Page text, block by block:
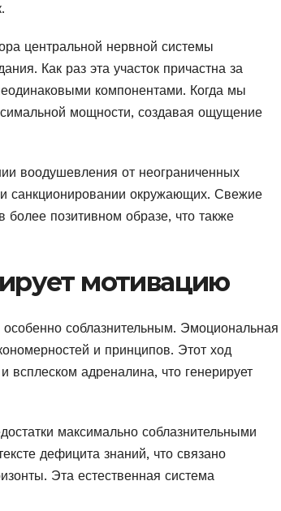
центральной нервной системы
Как раз эта участок причастна за
компонентами. Когда мы
мощности, создавая ощущение
воодушевления от неограниченных
и санкционировании окружающих. Свежие
позитивном образе, что также
мотивацию
соблазнительным. Эмоциональная
и принципов. Этот ход
всплеском адреналина, что генерирует
максимально соблазнительными
дефицита знаний, что связано
Эта естественная система